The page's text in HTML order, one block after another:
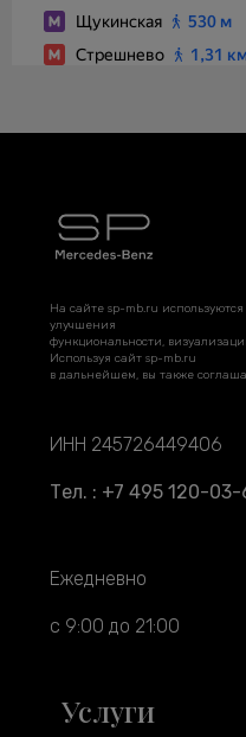
На сайте sp-mb.ru
улучшения
функциональности,
Используя сайт sp-mb.ru
в дальнейшем, вы также
ИНН 245726449406
Тел. : +7 495 120-03-
Ежедневно
с 9:00 до 21:00
Услуги